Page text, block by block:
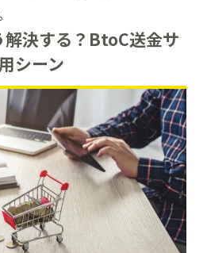
解決する？BtoC送金サ
シーン